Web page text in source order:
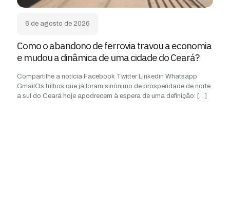
6 de agosto de 2026
Como o abandono de ferrovia travou a economia
e mudou a dinâmica de uma cidade do Ceará?
Compartilhe a notícia Facebook Twitter Linkedin Whatsapp
GmailOs trilhos que já foram sinônimo de prosperidade de norte
a sul do Ceará hoje apodrecem à espera de uma definição: […]